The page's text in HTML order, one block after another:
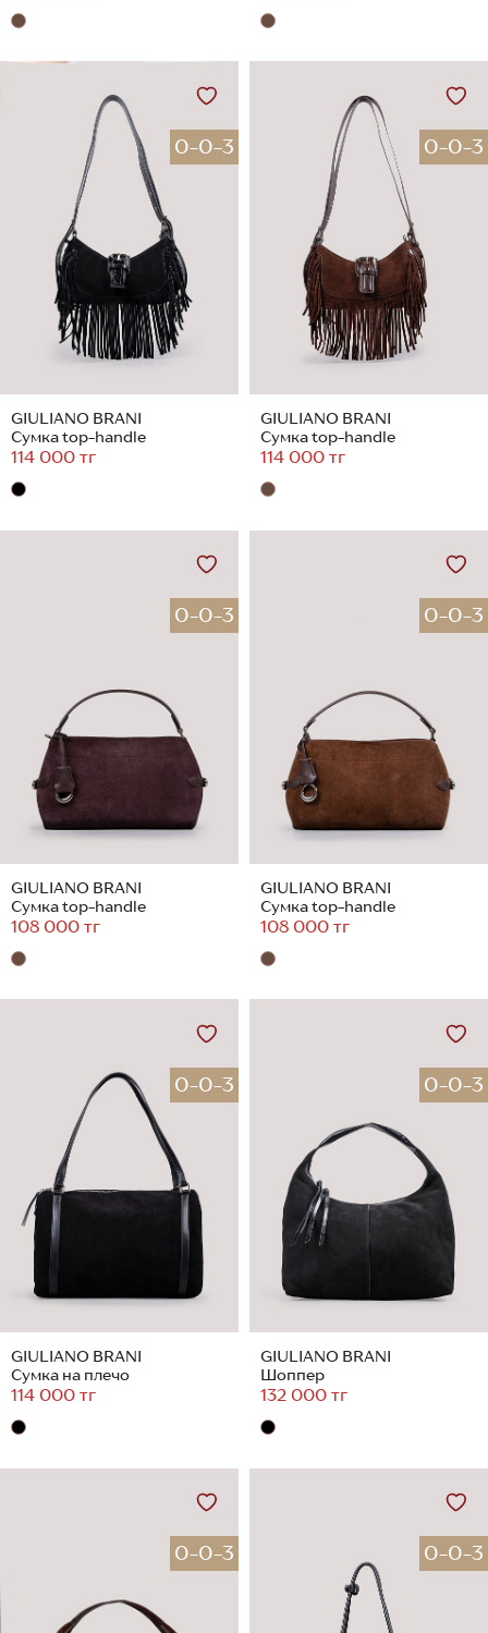
0-0-3
GIULIANO BRANI
Сумка top-handle
114 000 тг
0-0-3
GIULIANO BRANI
Сумка top-handle
114 000 тг
0-0-3
GIULIANO BRANI
Сумка top-handle
108 000 тг
0-0-3
GIULIANO BRANI
Сумка top-handle
108 000 тг
0-0-3
GIULIANO BRANI
Сумка на плечо
114 000 тг
0-0-3
GIULIANO BRANI
Шоппер
132 000 тг
0-0-3 0-0-3